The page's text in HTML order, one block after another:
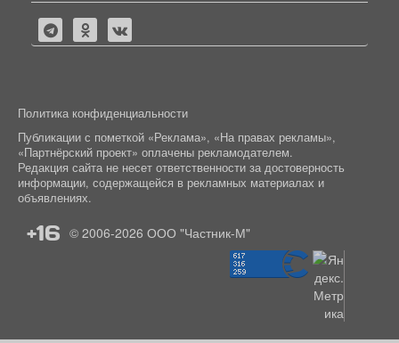
Политика конфиденциальности
Публикации с пометкой «Реклама», «На правах рекламы»,
«Партнёрский проект» оплачены рекламодателем.
Редакция сайта не несет ответственности за достоверность
информации, содержащейся в рекламных материалах и
объявлениях.
+16 © 2006-2026 ООО "Частник-М"